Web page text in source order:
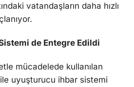
vatandaşların daha hızlı
de Entegre Edildi
mücadelede kullanılan
ile uyuşturucu ihbar sistemi